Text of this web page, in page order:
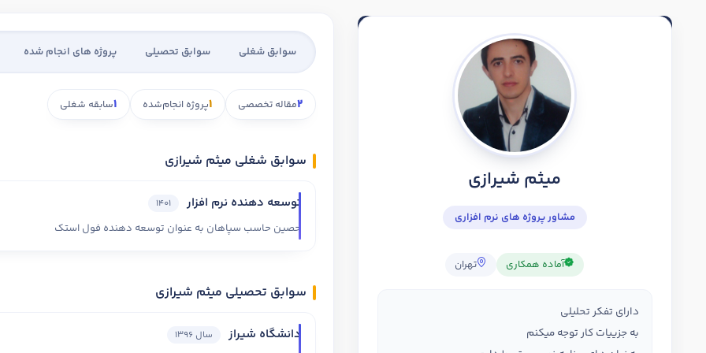
میثم شیرازی
مشاور پروژه های نرم افزاری
آماده همکاری تهران
دارای تفکر تحلیلی
به جزییات کار توجه میکنم
سوابق شغلی سوابق تحصیلی پروژه های انجام شده
2مقاله تخصصی 1پروژه انجام‌شده 1سابقه شغلی
سوابق شغلی میثم شیرازی
توسعه دهنده نرم افزار 1401
حصین حاسب سپاهان به عنوان توسعه دهنده فول استک
سوابق تحصیلی میثم شیرازی
دانشگاه شیراز سال 1396